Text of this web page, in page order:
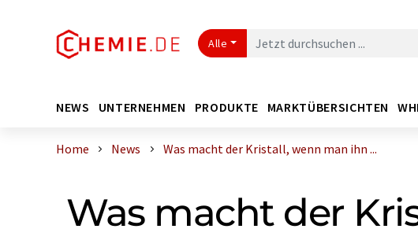
Alle
NEWS UNTERNEHMEN PRODUKTE MARKTÜBERSICHTEN
Home News Was macht der Kristall, wenn man ihn ...
Was macht der